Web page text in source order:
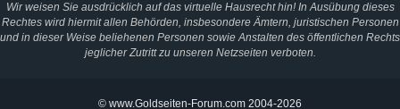
Wir weisen Sie ausdrücklich auf das virtuelle Hausrecht hin! In Ausübung dieses
Rechtes wird hiermit allen Behörden, insbesondere Ämtern, juristischen Personen
und in dieser Weise beliehenen Personen sowie Anstalten des öffentlichen Rechts
jeglicher Zutritt zu unseren Netzseiten verboten.
© www.Goldseiten-Forum.com 2004-2026